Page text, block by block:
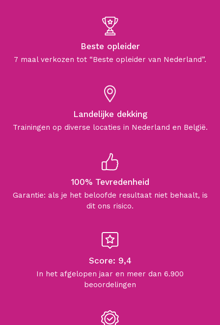
Beste opleider
7 maal verkozen tot “Beste opleider van Nederland”.
Landelijke dekking
Trainingen op diverse locaties in Nederland en België.
100% Tevredenheid
Garantie: als je het beloofde resultaat niet behaalt, is
dit ons risico.
Score: 9,4
In het afgelopen jaar en meer dan 6.900
beoordelingen